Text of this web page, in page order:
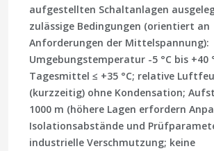
aufgestellten Schaltanlagen
zulässige Bedingungen (orientiert an
Anforderungen der Mittelspannung):
Umgebungstemperatur -5 °C bis +40
Tagesmittel ≤ +35 °C; relative
(kurzzeitig) ohne Kondensation;
1000 m (höhere Lagen erfordern
Isolationsabstände und
industrielle Verschmutzung; keine